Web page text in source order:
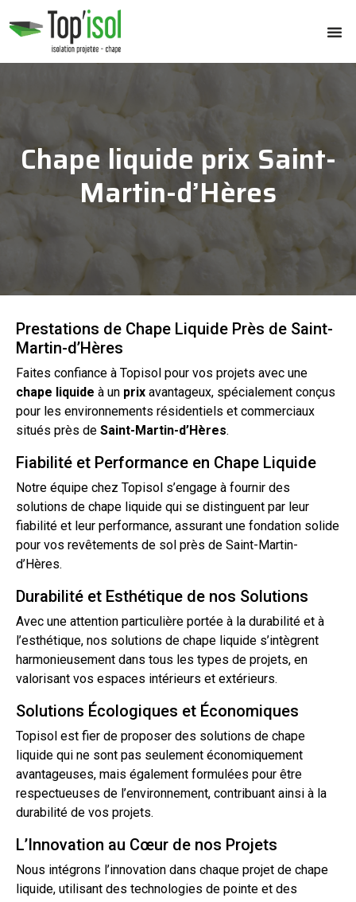
Chape liquide prix Saint-
Martin-d’Hères
Prestations de Chape Liquide Près de Saint-
Martin-d’Hères
Faites confiance à Topisol pour vos projets avec une
chape liquide à un prix avantageux, spécialement conçus
pour les environnements résidentiels et commerciaux
situés près de Saint-Martin-d’Hères.
Fiabilité et Performance en Chape Liquide
Notre équipe chez Topisol s’engage à fournir des
solutions de chape liquide qui se distinguent par leur
fiabilité et leur performance, assurant une fondation solide
pour vos revêtements de sol près de Saint-Martin-
d’Hères.
Durabilité et Esthétique de nos Solutions
Avec une attention particulière portée à la durabilité et à
l’esthétique, nos solutions de chape liquide s’intègrent
harmonieusement dans tous les types de projets, en
valorisant vos espaces intérieurs et extérieurs.
Solutions Écologiques et Économiques
Topisol est fier de proposer des solutions de chape
liquide qui ne sont pas seulement économiquement
avantageuses, mais également formulées pour être
respectueuses de l’environnement, contribuant ainsi à la
durabilité de vos projets.
L’Innovation au Cœur de nos Projets
Nous intégrons l’innovation dans chaque projet de chape
liquide, utilisant des technologies de pointe et des